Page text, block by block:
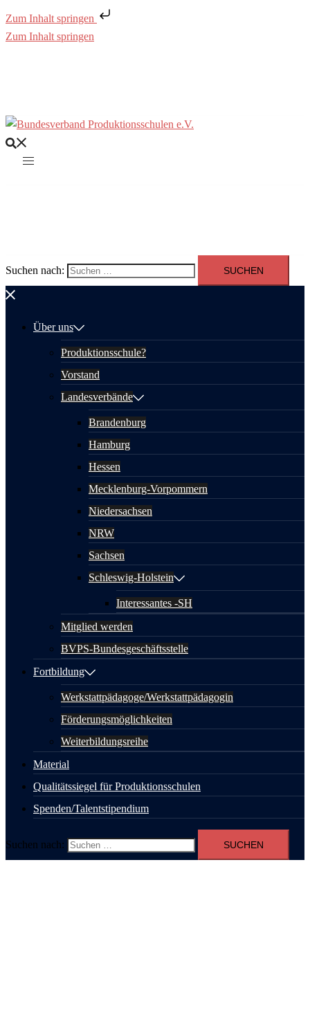
Zum Inhalt springen
Zum Inhalt springen
Suchen nach:
Über uns
Produktionsschule?
Vorstand
Landesverbände
Brandenburg
Hamburg
Hessen
Mecklenburg-Vorpommern
Niedersachsen
NRW
Sachsen
Schleswig-Holstein
Interessantes -SH
Mitglied werden
BVPS-Bundesgeschäftsstelle
Fortbildung
Werkstattpädagoge/Werkstattpädagogin
Förderungsmöglichkeiten
Weiterbildungsreihe
Material
Qualitätssiegel für Produktionsschulen
Spenden/Talentstipendium
Suchen nach: